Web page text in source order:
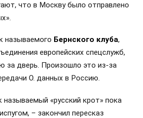
что в Москву было отправлено
называемого Бернского клуба,
европейских спецслужб,
за дверь. Произошло это из-за
О. данных в Россию.
называемый «русский крот» пока
– закончил пересказ